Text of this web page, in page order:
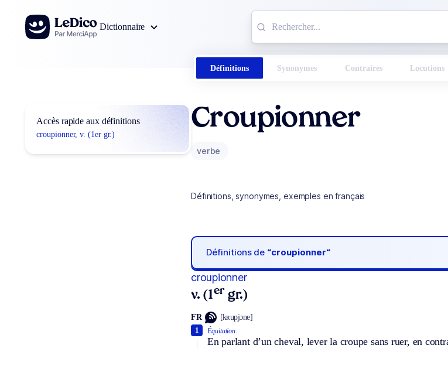
Aller au contenu
Dictionnaire
Définitions Synonymes Contraires Locutions
Accès rapide aux définitions
croupionner, v. (1er gr.)
Croupionner
verbe
Définitions, synonymes, exemples en français
Définitions de “croupionner“
croupionner
v. (1er gr.)
FR [kʀupjɔne]
Équitation.
En parlant d’un cheval, lever la croupe sans ruer, en
1